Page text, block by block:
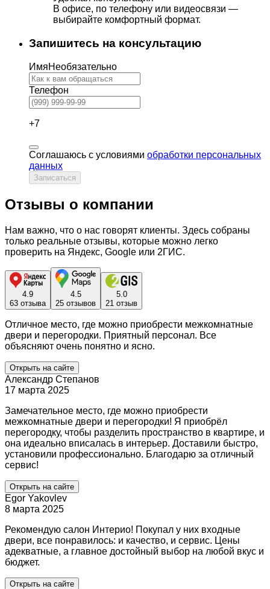
В офисе, по телефону или видеосвязи —
выбирайте комфортный формат.
Запишитесь на консультацию
ИмяНеобязательно
Телефон
+7
Соглашаюсь с условиями обработки персональных
данных
Записаться
Отзывы о компании
Нам важно, что о нас говорят клиенты. Здесь собраны
только реальные отзывы, которые можно легко
проверить на Яндекс, Google или 2ГИС.
4.9
63 отзыва
4.5
25 отзывов
5.0
21 отзыв
Отличное место, где можно приобрести межкомнатные
двери и перегородки. Приятный персонал. Все
объясняют очень понятно и ясно.
Открыть на сайте
Александр Степанов
17 марта 2025
Замечательное место, где можно приобрести
межкомнатные двери и перегородки! Я приобрёл
перегородку, чтобы разделить пространство в квартире, и
она идеально вписалась в интерьер. Доставили быстро,
установили профессионально. Благодарю за отличный
сервис!
Открыть на сайте
Egor Yakovlev
8 марта 2025
Рекомендую салон Интерио! Покупал у них входные
двери, все понравилось: и качество, и сервис. Цены
адекватные, а главное достойный выбор на любой вкус и
бюджет.
Открыть на сайте